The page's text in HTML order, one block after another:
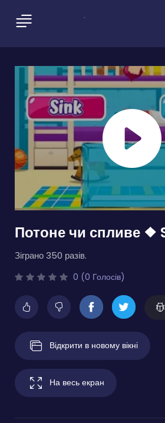
Потоне чи спливе ❖
Зіграно 350 разів.
0 (0 Голосів)
Відкрити в новому вікні
На весь екран